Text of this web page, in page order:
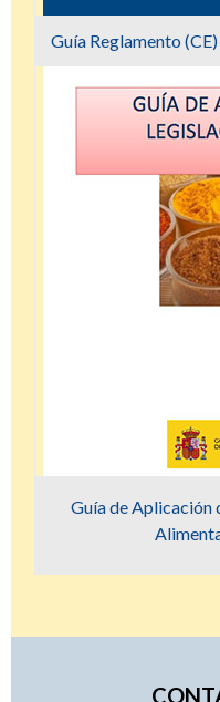
Guía Reglamento
Guía de Aplicación